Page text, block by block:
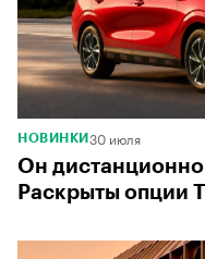
НОВИНКИ 30 июля
Он дистанционно
Раскрыты опции